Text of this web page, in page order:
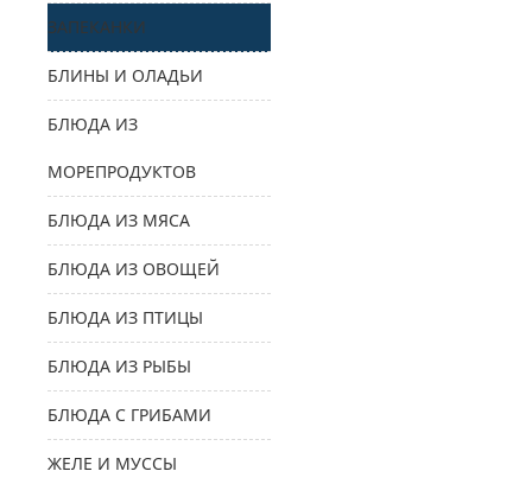
ЗАПЕКАНКИ
БЛИНЫ И ОЛАДЬИ
БЛЮДА ИЗ
МОРЕПРОДУКТОВ
БЛЮДА ИЗ МЯСА
БЛЮДА ИЗ ОВОЩЕЙ
БЛЮДА ИЗ ПТИЦЫ
БЛЮДА ИЗ РЫБЫ
БЛЮДА С ГРИБАМИ
ЖЕЛЕ И МУССЫ